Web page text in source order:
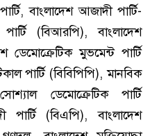
বাংলাদেশ আজাদী পার্টি-
(বিআরপি), বাংলাদেশ
ডেমোক্রেটিক মুভমেন্ট পার্টি
পার্টি (বিবিপিপি), মানবিক
ডেমোক্রেটিক পার্টি
পার্টি (বিএপি), বাংলাদেশ